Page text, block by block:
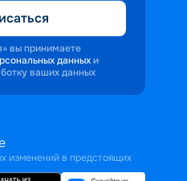
вы принимаете
данных и
ваших данных
изменений в предстоящих